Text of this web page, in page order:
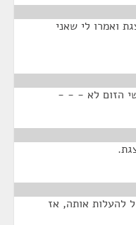
ואמרו לי שאני
הזום לא - - -
להעלות אותה, אז